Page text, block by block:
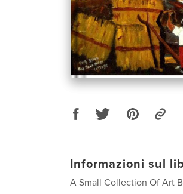
Informazioni sul
A Small Collection Of Art